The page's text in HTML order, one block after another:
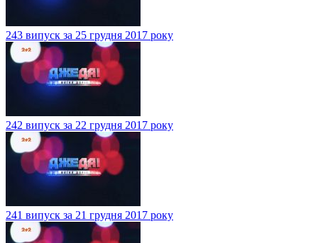
243 випуск за 25 грудня 2017 року
242 випуск за 22 грудня 2017 року
241 випуск за 21 грудня 2017 року